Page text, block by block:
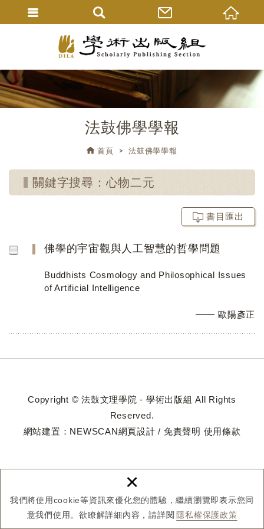
我們將使用cookie等資訊來優化您的體驗，繼續瀏覽即表示您同
意我們使用。欲瞭解詳細內容，請詳閱 隱私權保護政策
×
法鼓佛學學報
首頁 法鼓佛學學報
關鍵字搜尋：心物二元
書目匯出
佛學的宇宙觀與人工智慧的哲學問題
Buddhists Cosmology and Philosophical Issues
of Artificial Intelligence
歐陽彥正
Copyright © 法鼓文理學院 - 學術出版組 All Rights
Reserved.
網站建置： NEWSCAN網頁設計 / 免責聲明 使用條款